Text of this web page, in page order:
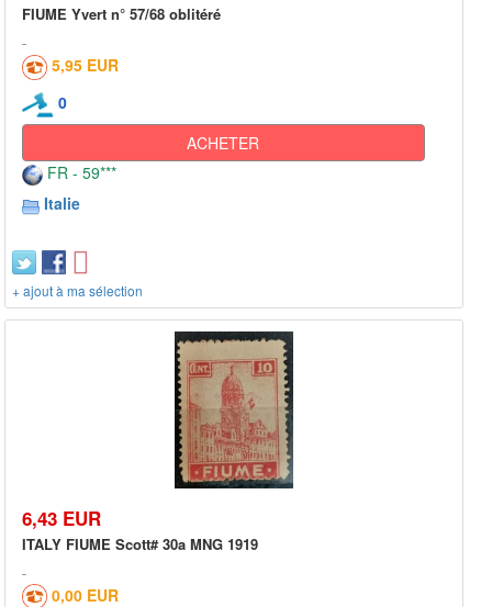
FIUME Yvert n° 57/68 oblitéré
5,95 EUR
0
ACHETER
FR - 59***
Italie
+ ajout à ma sélection
6,43 EUR
ITALY FIUME Scott# 30a MNG 1919
0,00 EUR